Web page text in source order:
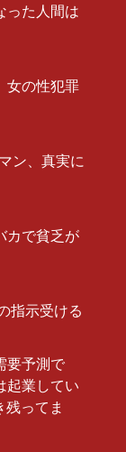
った人間は
の性犯罪
ン、真実に
カで貧乏が
指示受ける
要予測で
起業してい
残ってま